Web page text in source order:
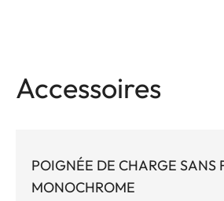
Accessoires
POIGNÉE DE CHARGE SANS
MONOCHROME